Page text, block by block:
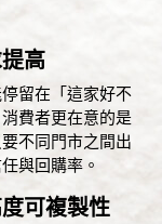
高
留在「這家好不
費者更在意的是
不同門市之間出
與回購率。
可複製性